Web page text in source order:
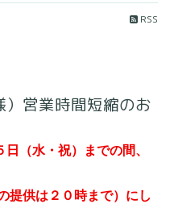
RSS
営業時間短縮のお
（水・祝）までの間、
提供は２０時まで）にし